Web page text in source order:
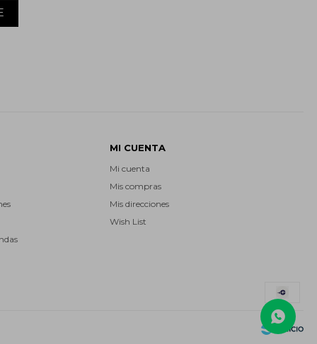
MI CUENTA
Mi cuenta
Mis compras
Mis direcciones
Wish List